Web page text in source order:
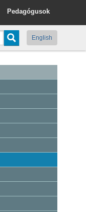
Pedagógusok
English